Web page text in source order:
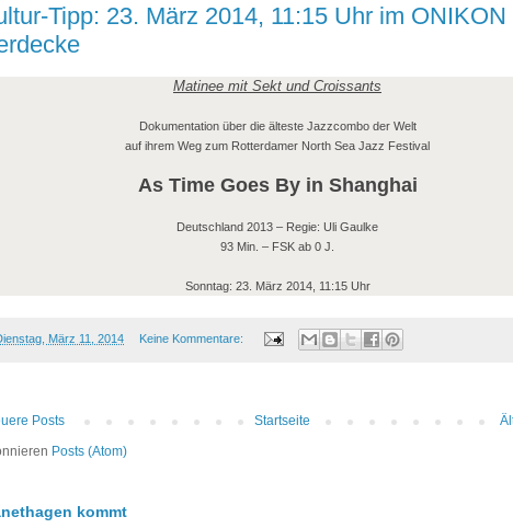
Tipp: 23. März 2014, 11:15 Uhr im ONIKON
Matinee mit Sekt und Croissants
Dokumentation über die älteste Jazzcombo der Welt
auf ihrem Weg zum Rotterdamer North Sea Jazz Festival
As Time Goes By in Shanghai
Deutschland 2013 – Regie: Uli Gaulke
93 Min. – FSK ab 0 J.
Sonntag: 23. März 2014, 11:15 Uhr
März 11, 2014 Keine Kommentare:
Posts
Startseite
Posts (Atom)
kommt